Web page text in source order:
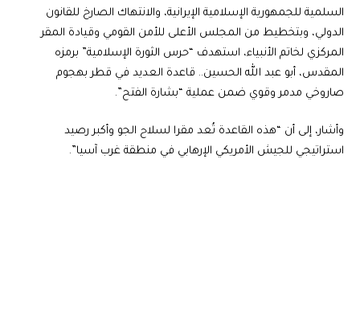
السلمية للجمهورية الإسلامية الإيرانية، والانتهاك الصارخ للقانون
الدولي، وبتخطيط من المجلس الأعلى للأمن القومي وقيادة المقر
المركزي لخاتم الأنبياء، استهدف “حرس الثورة الإسلامية” برمزه
المقدس، أبو عبد الله الحسين.. قاعدة العديد في قطر بهجوم
صاروخي مدمر وقوي ضمن عملية “بشارة الفتح”.
وأشار، إلى أن “هذه القاعدة تُعد مقرا لسلاح الجو وأكبر رصيد
استراتيجي للجيش الأمريكي الإرهابي في منطقة غرب آسيا”.